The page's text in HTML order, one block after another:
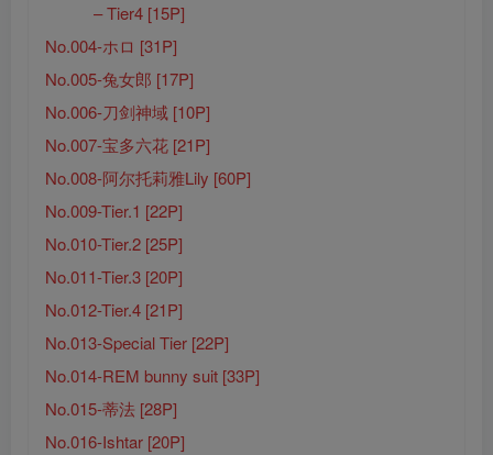
– Tier4 [15P]
No.004-ホロ [31P]
No.005-兔女郎 [17P]
No.006-刀剑神域 [10P]
No.007-宝多六花 [21P]
No.008-阿尔托莉雅Lily [60P]
No.009-Tier.1 [22P]
No.010-Tier.2 [25P]
No.011-Tier.3 [20P]
No.012-Tier.4 [21P]
No.013-Special Tier [22P]
No.014-REM bunny suit [33P]
No.015-蒂法 [28P]
No.016-Ishtar [20P]